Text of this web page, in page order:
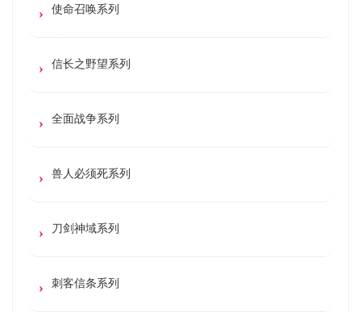
使命召唤系列
信长之野望系列
全面战争系列
兽人必须死系列
刀剑神域系列
刺客信条系列